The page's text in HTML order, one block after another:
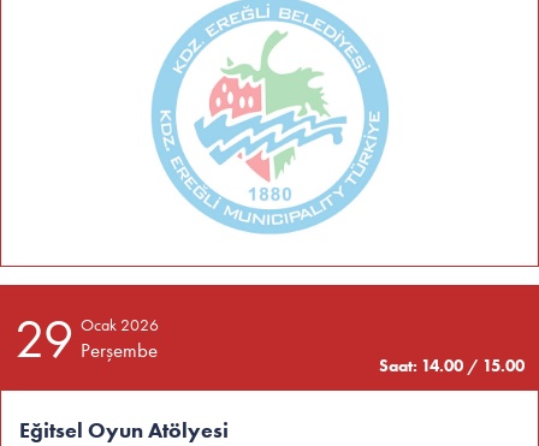
29 Ocak 2026
Perşembe
Saat: 14.00 / 15.00
Eğitsel Oyun Atölyesi